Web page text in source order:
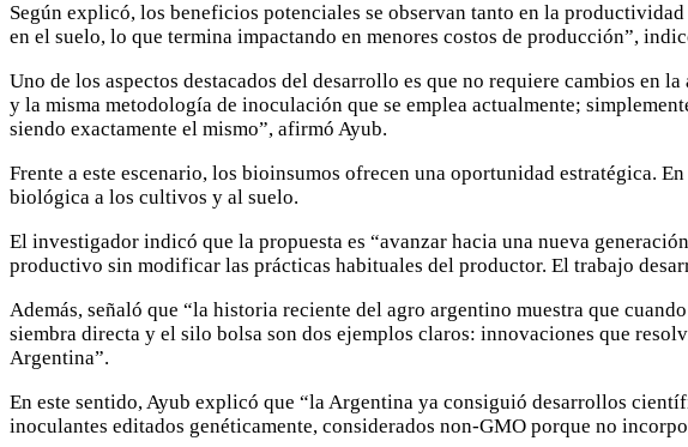
Según explicó, los beneficios potenciales se observan tanto en la
en el suelo, lo que termina impactando en menores costos de producción”,
Uno de los aspectos destacados del desarrollo es que no requiere cambios
y la misma metodología de inoculación que se emplea actualmente;
siendo exactamente el mismo”, afirmó Ayub.
Frente a este escenario, los bioinsumos ofrecen una oportunidad estratégica.
biológica a los cultivos y al suelo.
El investigador indicó que la propuesta es “avanzar hacia una nueva
productivo sin modificar las prácticas habituales del productor. El trabajo
Además, señaló que “la historia reciente del agro argentino muestra que
siembra directa y el silo bolsa son dos ejemplos claros: innovaciones que
Argentina”.
En este sentido, Ayub explicó que “la Argentina ya consiguió desarrollos
inoculantes editados genéticamente, considerados non-GMO porque no